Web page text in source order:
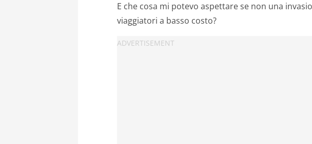
E che cosa mi potevo aspettare se non una
viaggiatori a basso costo?